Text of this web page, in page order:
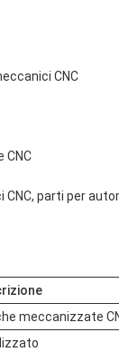
CNC
CNC
parti per
meccanizzate